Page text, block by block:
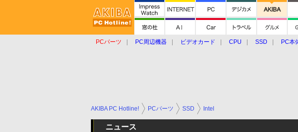
PCパーツ PC周辺機器 ビデオカード CPU SSD PC本
AKIBA PC Hotline! PCパーツ SSD Intel
ニュース